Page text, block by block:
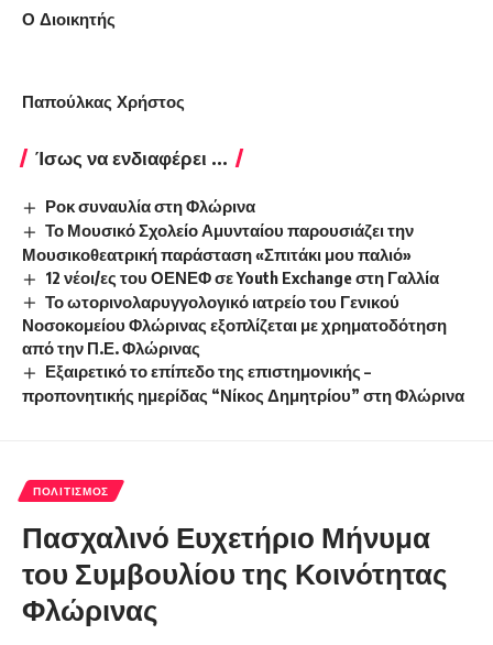
Ο Διοικητής
Παπούλκας Χρήστος
Ίσως να ενδιαφέρει ...
Ροκ συναυλία στη Φλώρινα
Το Μουσικό Σχολείο Αμυνταίου παρουσιάζει την
Μουσικοθεατρική παράσταση «Σπιτάκι μου παλιό»
12 νέοι/ες του ΟΕΝΕΦ σε Youth Exchange στη Γαλλία
Το ωτορινολαρυγγολογικό ιατρείο του Γενικού
Νοσοκομείου Φλώρινας εξοπλίζεται με χρηματοδότηση
από την Π.Ε. Φλώρινας
Εξαιρετικό το επίπεδο της επιστημονικής –
προπονητικής ημερίδας “Νίκος Δημητρίου” στη Φλώρινα
ΠΟΛΙΤΙΣΜΌΣ
Πασχαλινό Ευχετήριο Μήνυμα
του Συμβουλίου της Κοινότητας
Φλώρινας